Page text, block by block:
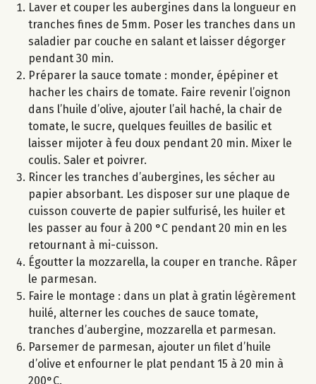
Laver et couper les aubergines dans la longueur en
tranches fines de 5mm. Poser les tranches dans un
saladier par couche en salant et laisser dégorger
pendant 30 min.
Préparer la sauce tomate : monder, épépiner et
hacher les chairs de tomate. Faire revenir l’oignon
dans l’huile d’olive, ajouter l’ail haché, la chair de
tomate, le sucre, quelques feuilles de basilic et
laisser mijoter à feu doux pendant 20 min. Mixer le
coulis. Saler et poivrer.
Rincer les tranches d’aubergines, les sécher au
papier absorbant. Les disposer sur une plaque de
cuisson couverte de papier sulfurisé, les huiler et
les passer au four à 200 °C pendant 20 min en les
retournant à mi-cuisson.
Égoutter la mozzarella, la couper en tranche. Râper
le parmesan.
Faire le montage : dans un plat à gratin légèrement
huilé, alterner les couches de sauce tomate,
tranches d’aubergine, mozzarella et parmesan.
Parsemer de parmesan, ajouter un filet d’huile
d’olive et enfourner le plat pendant 15 à 20 min à
200°C.